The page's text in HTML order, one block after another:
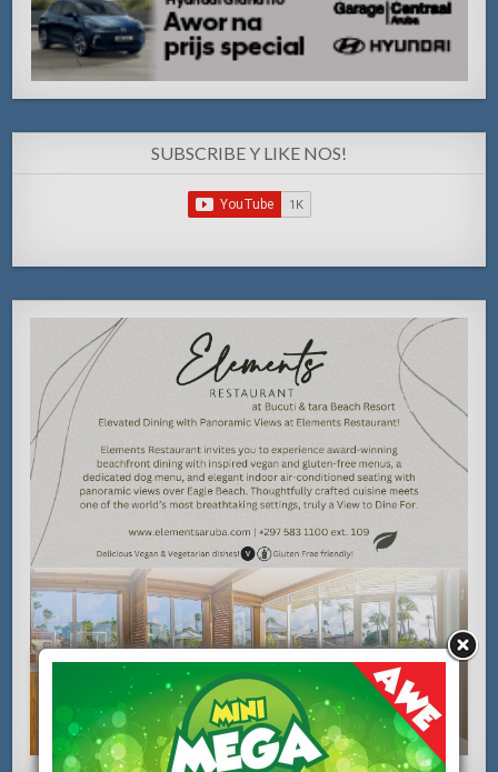
SUBSCRIBE Y LIKE NOS!